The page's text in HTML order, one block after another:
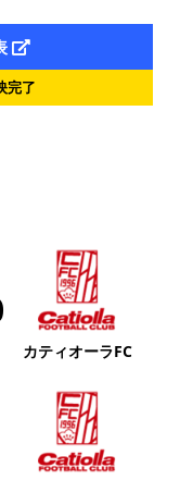
完了
カティオーラFC